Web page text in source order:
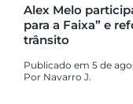
Alex Melo
para a Faixa” e
trânsito
Publicado em 5 de
Por Navarro J.